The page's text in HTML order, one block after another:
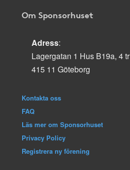
Om Sponsorhuset
Adress:
Lagergatan 1 Hus B19a, 4 tr
415 11 Göteborg
Kontakta oss
FAQ
Läs mer om Sponsorhuset
Privacy Policy
Registrera ny förening